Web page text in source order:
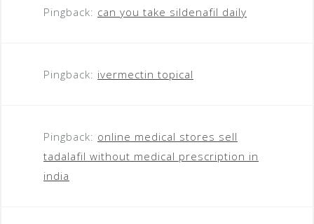
Pingback: can you take sildenafil daily
Pingback: ivermectin topical
Pingback: online medical stores sell
tadalafil without medical prescription in
india